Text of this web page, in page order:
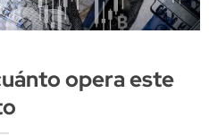
opera este